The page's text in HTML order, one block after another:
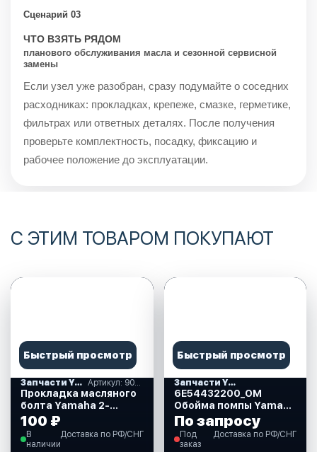
Сценарий 03
ЧТО ВЗЯТЬ РЯДОМ
планового обслуживания масла и сезонной сервисной
замены
Если узел уже разобран, сразу подумайте о соседних
расходниках: прокладках, крепеже, смазке, герметике,
фильтрах или ответных деталях. После получения
проверьте комплектность, посадку, фиксацию и
рабочее положение до эксплуатации.
С ЭТИМ ТОВАРОМ ПОКУПАЮТ
Быстрый просмотр
Запчасти YAMAHA
Прокладка масляного
болта Yamaha 2-
300,8.0x12.6x1.6 мм,
Omax
(9043008020_ОМ)
100 ₽
В
наличии
Доставка по РФ/СНГ
Быстрый просмотр
Запчасти YAMAHA
6E54432200_OM
Обойма помпы Yamaha
115-225, OMAX
По запросу
Под
заказ
Доставка по РФ/СНГ